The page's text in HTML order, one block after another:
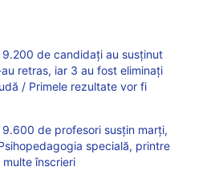
de candidați au susținut
retras, iar 3 au fost eliminați
/ Primele rezultate vor fi
de profesori susțin marți,
specială, printre
înscrieri